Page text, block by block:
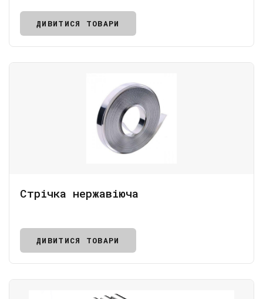
ДИВИТИСЯ ТОВАРИ
Стрічка нержавіюча
ДИВИТИСЯ ТОВАРИ